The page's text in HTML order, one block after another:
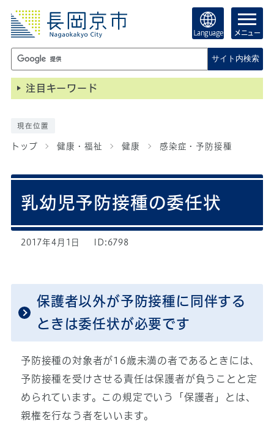
Language メニュー
サイト内検索
注目キーワード
現在位置
トップ 健康・福祉 健康 感染症・予防接種
乳幼児予防接種の委任状
2017年4月1日 ID:6798
保護者以外が予防接種に同伴する
ときは委任状が必要です
予防接種の対象者が16歳未満の者であるときには、
予防接種を受けさせる責任は保護者が負うことと定
められています。この規定でいう「保護者」とは、
親権を行なう者をいいます。